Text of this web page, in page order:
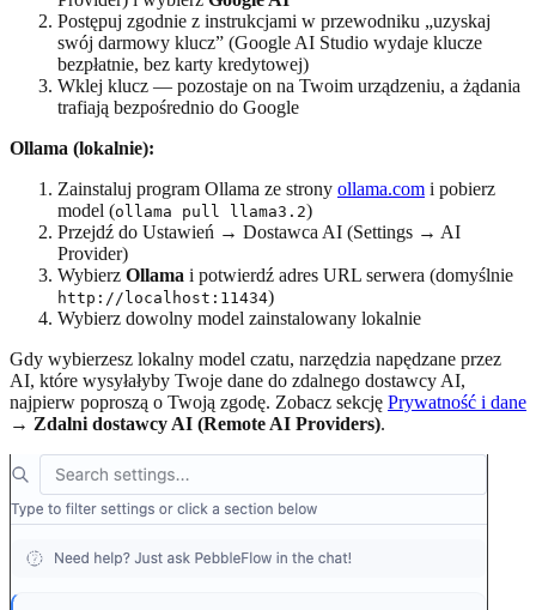
Postępuj zgodnie z instrukcjami w przewodniku „uzyskaj
swój darmowy klucz” (Google AI Studio wydaje klucze
bezpłatnie, bez karty kredytowej)
Wklej klucz — pozostaje on na Twoim urządzeniu, a żądania
trafiają bezpośrednio do Google
Ollama (lokalnie):
Zainstaluj program Ollama ze strony ollama.com i pobierz
model (ollama pull llama3.2)
Przejdź do Ustawień → Dostawca AI (Settings → AI
Provider)
Wybierz Ollama i potwierdź adres URL serwera (domyślnie
http://localhost:11434)
Wybierz dowolny model zainstalowany lokalnie
Gdy wybierzesz lokalny model czatu, narzędzia napędzane przez
AI, które wysyłałyby Twoje dane do zdalnego dostawcy AI,
najpierw poproszą o Twoją zgodę. Zobacz sekcję Prywatność i dane
→ Zdalni dostawcy AI (Remote AI Providers).